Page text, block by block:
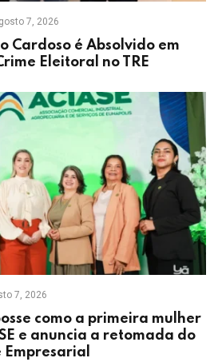
7, 2026
Cardoso é Absolvido em
Eleitoral no TRE
7, 2026
como a primeira mulher
e anuncia a retomada do
Empresarial